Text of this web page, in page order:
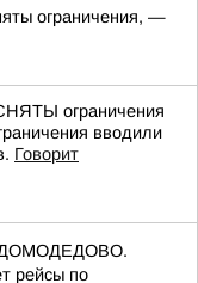
ограничения, —
ограничения
вводили
Говорит
ДОМОДЕДОВО.
рейсы по